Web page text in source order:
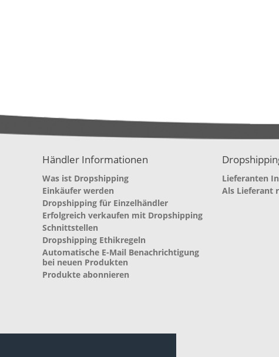
Händler Informationen
Was ist Dropshipping
Einkäufer werden
Dropshipping für Einzelhändler
Erfolgreich verkaufen mit Dropshipping
Schnittstellen
Dropshipping Ethikregeln
Automatische E-Mail Benachrichtigung
bei neuen Produkten
Produkte abonnieren
Lieferanten
Als Lieferant